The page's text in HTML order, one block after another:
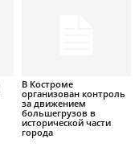
В Костроме
организован контроль
за движением
большегрузов в
исторической части
города